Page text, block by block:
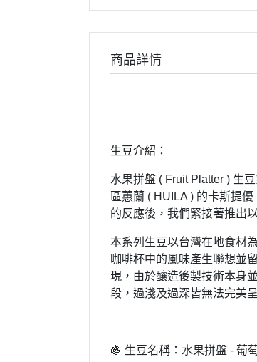
商品詳情
生豆介紹：
水果拼盤 ( Fruit Platter ) 生
區蕙蘭 ( HUILA ) 的卡斯提
的反應後，我們緊接著推出
本系列生豆以台灣在地食材
咖啡杯中的風味產生聯想並
現，由於釀造後製技術本身
段，過淺及過深皆無法完美
🍇 生豆名稱：水果拼盤 - 葡